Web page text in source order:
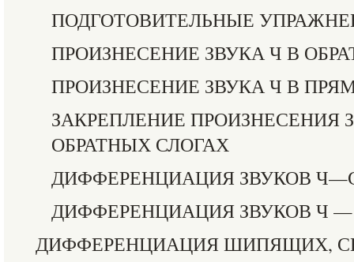
ПОДГОТОВИТЕЛЬНЫЕ
ПРОИЗНЕСЕНИЕ ЗВУКА Ч В
ПРОИЗНЕСЕНИЕ ЗВУКА Ч В
ЗАКРЕПЛЕНИЕ ПРОИЗНЕСЕНИЯ
ОБРАТНЫХ СЛОГАХ
ДИФФЕРЕНЦИАЦИЯ ЗВУКОВ
ДИФФЕРЕНЦИАЦИЯ ЗВУКОВ Ч —
ДИФФЕРЕНЦИАЦИЯ ШИПЯЩИХ,